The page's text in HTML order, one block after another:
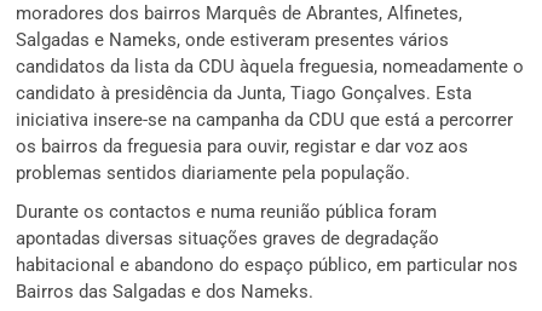
moradores dos bairros Marquês de Abrantes, Alfinetes,
Salgadas e Nameks, onde estiveram presentes vários
candidatos da lista da CDU àquela freguesia, nomeadamente o
candidato à presidência da Junta, Tiago Gonçalves. Esta
iniciativa insere-se na campanha da CDU que está a percorrer
os bairros da freguesia para ouvir, registar e dar voz aos
problemas sentidos diariamente pela população.
Durante os contactos e numa reunião pública foram
apontadas diversas situações graves de degradação
habitacional e abandono do espaço público, em particular nos
Bairros das Salgadas e dos Nameks.